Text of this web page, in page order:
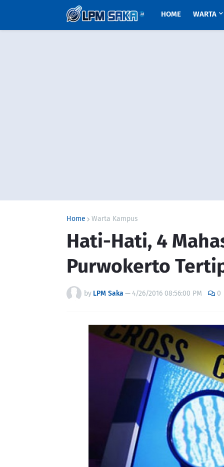
HOME WARTA
Home Warta Kampus
Hati-Hati, 4
Purwokerto
by LPM Saka —4/26/2016 08:56:00 PM 0